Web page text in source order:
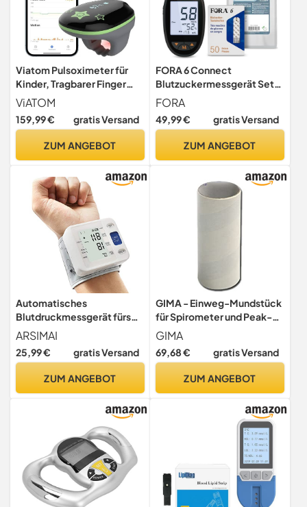
Viatom Pulsoximeter für
Kinder, Tragbarer Finger
Oximeter zur
Kontinuierlichen Messung
der Sauerstoffsättigung &
Bluetooth App & PC
ViATOM
159,99 € gratis Versand
ZUM ANGEBOT
FORA 6 Connect
Blutzuckermessgerät Set
(mg/dl) – inkl. 50 Stück
Blutzucker-Teststreifen &
25 Stück 3-in-1
Hämatokrit, Hämoglobin,
FORA
49,99 € gratis Versand
ZUM ANGEBOT
Automatisches
Blutdruckmessgerät fürs
Handgelenk:verstellbare
Manschette+2 AAA-
Batterien und
Unregelmäßiger
Funktion&großer LCD-
Bildschirm,Weiß
ARSIMAI
25,99 € gratis Versand
ZUM ANGEBOT
GIMA - Einweg-Mundstück
für Spirometer und Peak-
Flow-Messgeräte,
2,0x2,2x6 cm, 250 Stück,
33411
GIMA
69,68 € gratis Versand
ZUM ANGEBOT